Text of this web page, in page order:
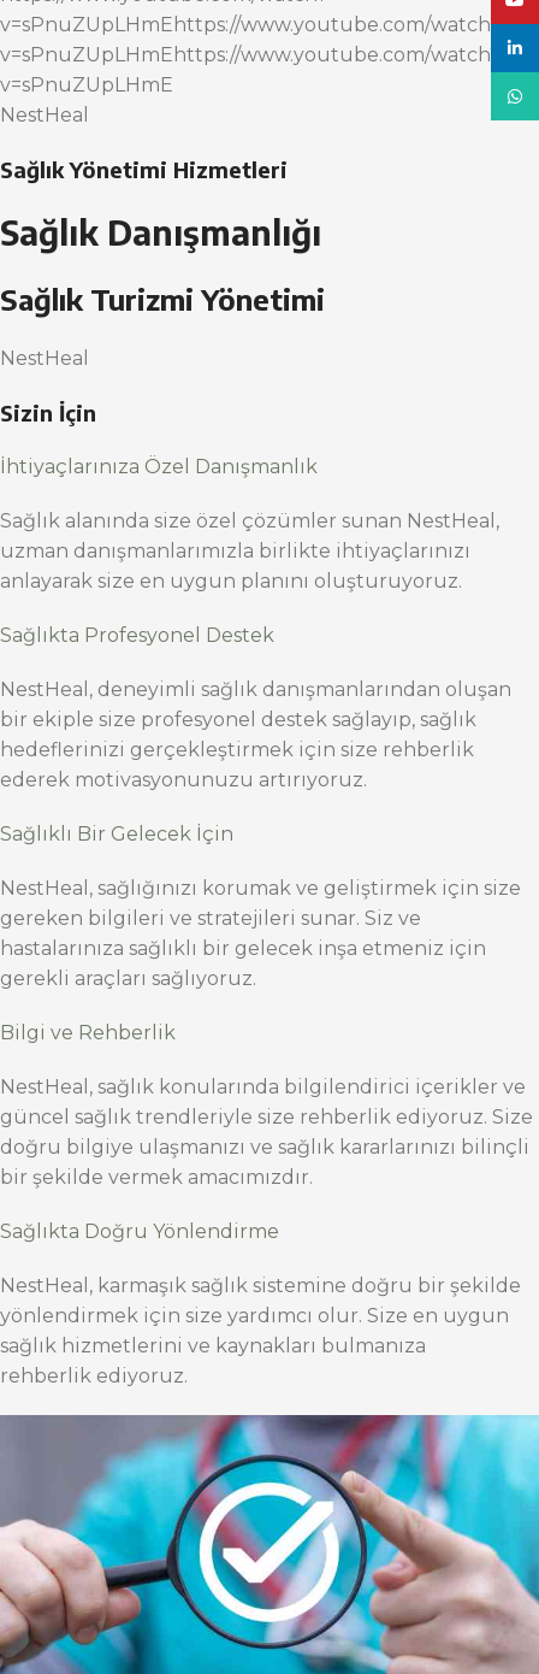
v=sPnuZUpLHmEhttps://www.youtube.com/watch?
v=sPnuZUpLHmEhttps://www.youtube.com/watch?
v=sPnuZUpLHmE
NestHeal
Sağlık Yönetimi Hizmetleri
Sağlık Danışmanlığı
Sağlık Turizmi Yönetimi
NestHeal
Sizin İçin
İhtiyaçlarınıza Özel Danışmanlık
Sağlık alanında size özel çözümler sunan NestHeal,
uzman danışmanlarımızla birlikte ihtiyaçlarınızı
anlayarak size en uygun planını oluşturuyoruz.
Sağlıkta Profesyonel Destek
NestHeal, deneyimli sağlık danışmanlarından oluşan
bir ekiple size profesyonel destek sağlayıp, sağlık
hedeflerinizi gerçekleştirmek için size rehberlik
ederek motivasyonunuzu artırıyoruz.
Sağlıklı Bir Gelecek İçin
NestHeal, sağlığınızı korumak ve geliştirmek için size
gereken bilgileri ve stratejileri sunar. Siz ve
hastalarınıza sağlıklı bir gelecek inşa etmeniz için
gerekli araçları sağlıyoruz.
Bilgi ve Rehberlik
NestHeal, sağlık konularında bilgilendirici içerikler ve
güncel sağlık trendleriyle size rehberlik ediyoruz. Size
doğru bilgiye ulaşmanızı ve sağlık kararlarınızı bilinçli
bir şekilde vermek amacımızdır.
Sağlıkta Doğru Yönlendirme
NestHeal, karmaşık sağlık sistemine doğru bir şekilde
yönlendirmek için size yardımcı olur. Size en uygun
sağlık hizmetlerini ve kaynakları bulmanıza
rehberlik ediyoruz.